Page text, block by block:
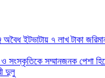
অবৈধ ইটভাটায় ৭ লাখ টাকা
ও সংস্কৃতিকে সম্মানজনক পেশা
দুলু